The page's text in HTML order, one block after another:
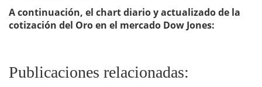
A continuación, el chart diario y actualizado de la
cotización del Oro en el mercado Dow Jones:
Publicaciones relacionadas: